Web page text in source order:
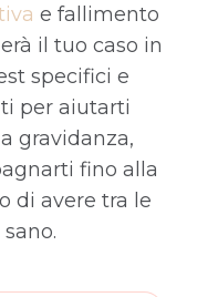
e fallimento
il tuo caso in
specifici e
per aiutarti
gravidanza,
fino alla
di avere tra le